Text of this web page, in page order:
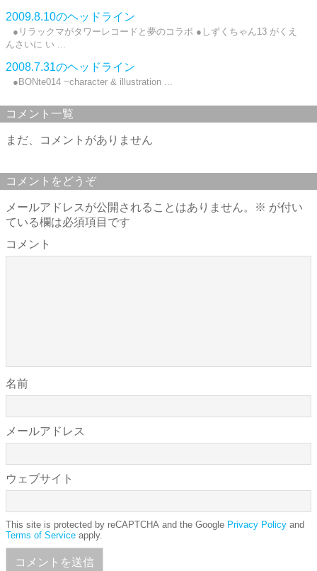
2009.8.10のヘッドライン
●リラックマがタワーレコードと夢のコラボ ●しずくちゃん13 がくえ
んさいに い ...
2008.7.31のヘッドライン
●BONte014 ~character & illustration ...
コメント一覧
まだ、コメントがありません
コメントをどうぞ
メールアドレスが公開されることはありません。 ※ が付い
ている欄は必須項目です
コメント
名前
メールアドレス
ウェブサイト
This site is protected by reCAPTCHA and the Google Privacy Policy and
Terms of Service apply.